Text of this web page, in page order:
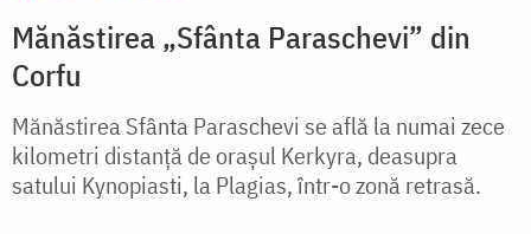
Mănăstirea „Sfânta Paraschevi” din
Corfu
Mănăstirea Sfânta Paraschevi se află la numai zece
kilometri distanță de orașul Kerkyra, deasupra
satului Kynopiasti, la Plagias, într-o zonă retrasă.